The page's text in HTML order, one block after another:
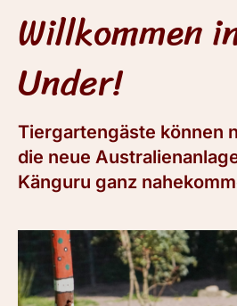
Willkommen
Under!
Tiergartengäste können
die neue
Känguru ganz